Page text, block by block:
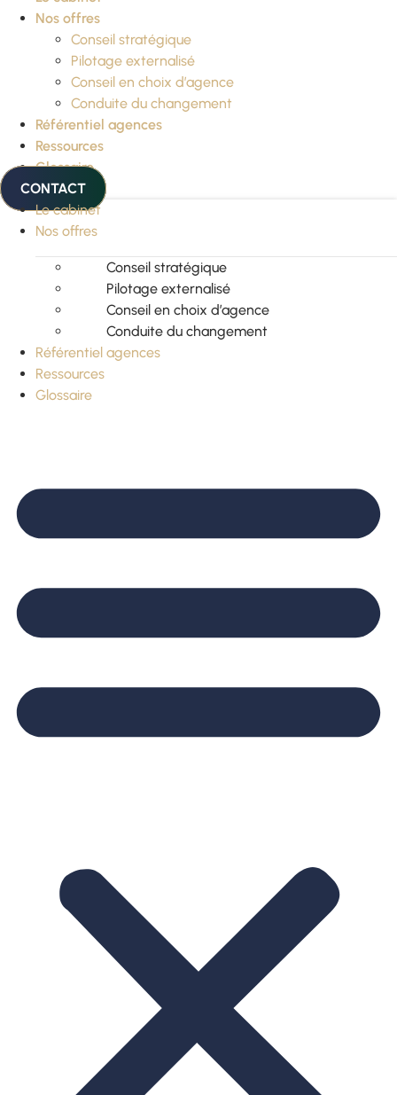
Nos offres
Conseil stratégique
Pilotage externalisé
Conseil en choix d’agence
Conduite du changement
Référentiel agences
Ressources
Glossaire
CONTACT
Le cabinet
Nos offres
Conseil stratégique
Pilotage externalisé
Conseil en choix d’agence
Conduite du changement
Référentiel agences
Ressources
Glossaire